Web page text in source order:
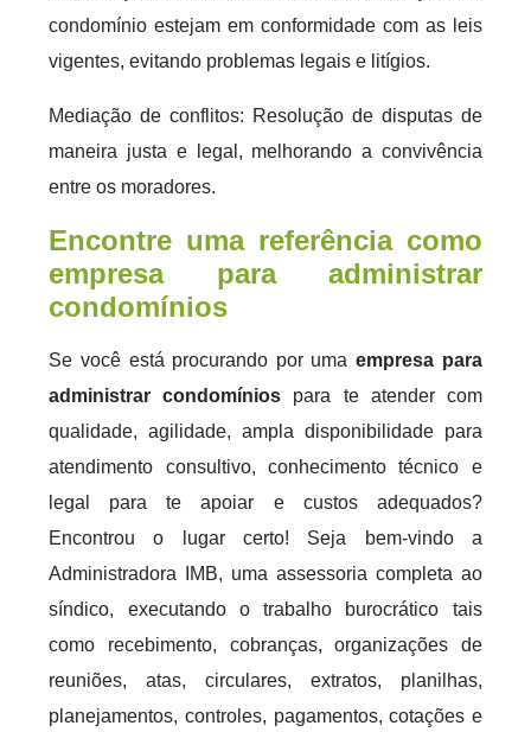
condomínio estejam em conformidade com as leis
vigentes, evitando problemas legais e litígios.
Mediação de conflitos: Resolução de disputas de
maneira justa e legal, melhorando a convivência
entre os moradores.
Encontre uma referência como
empresa para administrar
condomínios
Se você está procurando por umaempresa para
administrar condomínios para te atender com
qualidade, agilidade, ampla disponibilidade para
atendimento consultivo, conhecimento técnico e
legal para te apoiar e custos adequados?
Encontrou o lugar certo! Seja bem-vindo a
Administradora IMB, uma assessoria completa ao
síndico, executando o trabalho burocrático tais
como recebimento, cobranças, organizações de
reuniões, atas, circulares, extratos, planilhas,
planejamentos, controles, pagamentos, cotações e